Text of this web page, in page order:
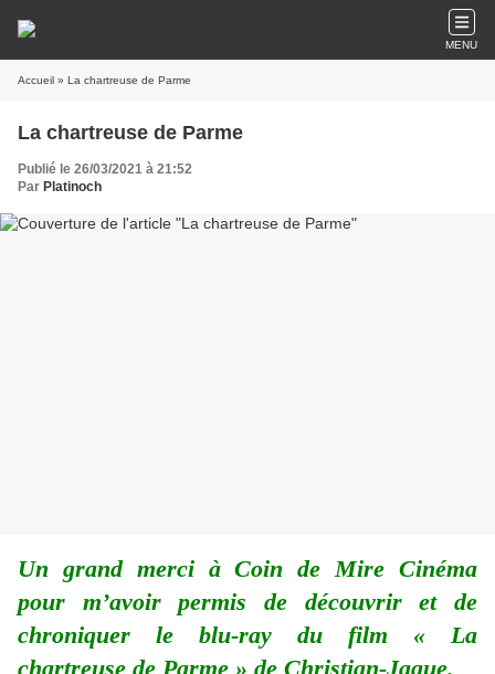
MENU
Accueil » La chartreuse de Parme
La chartreuse de Parme
Publié le 26/03/2021 à 21:52
Par Platinoch
Un grand merci à Coin de Mire Cinéma
pour m’avoir permis de découvrir et de
chroniquer le blu-ray du film « La
chartreuse de Parme » de Christian-Jaque.